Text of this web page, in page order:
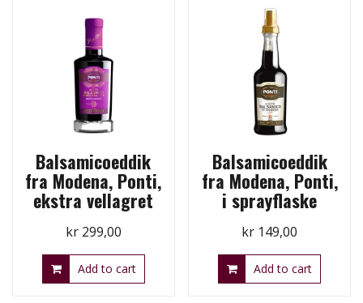
Balsamicoeddik
fra Modena, Ponti,
ekstra vellagret
kr299,00
Add to cart
Balsamicoeddik
fra Modena, Ponti,
i sprayflaske
kr 149,00
Add to cart